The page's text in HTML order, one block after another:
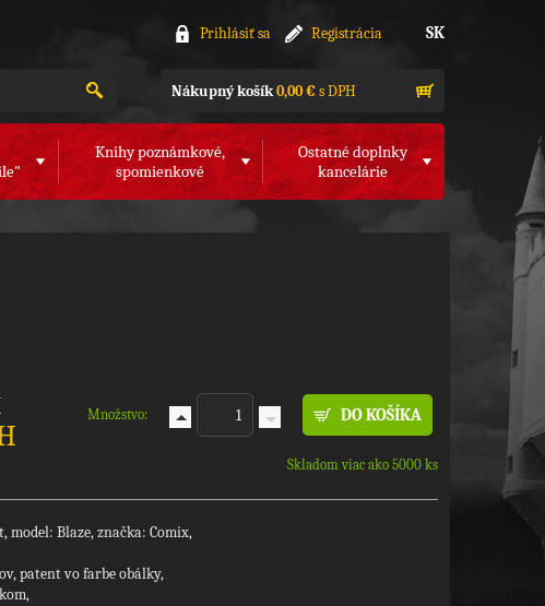
Prihlásiť sa Registrácia SK
Nákupný košík0,00 €s DPH
Knihy poznámkové,
spomienkové
Ostatné doplnky
kancelárie
Množstvo:
Skladom viac ako 5000 ks
model: Blaze, značka: Comix,
patent vo farbe obálky,